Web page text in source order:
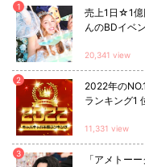
1
売上1日☆1億
んのBDイベ
20,341 view
2
2022年の
ランキング1
11,331 view
3
「アメトー